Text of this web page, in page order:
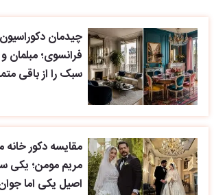
چیدمان
فرانسوی؛ مبلمان
سبک را از باقی
مقایسه دکور
مریم مومن؛ یکی
اصیل یکی اما